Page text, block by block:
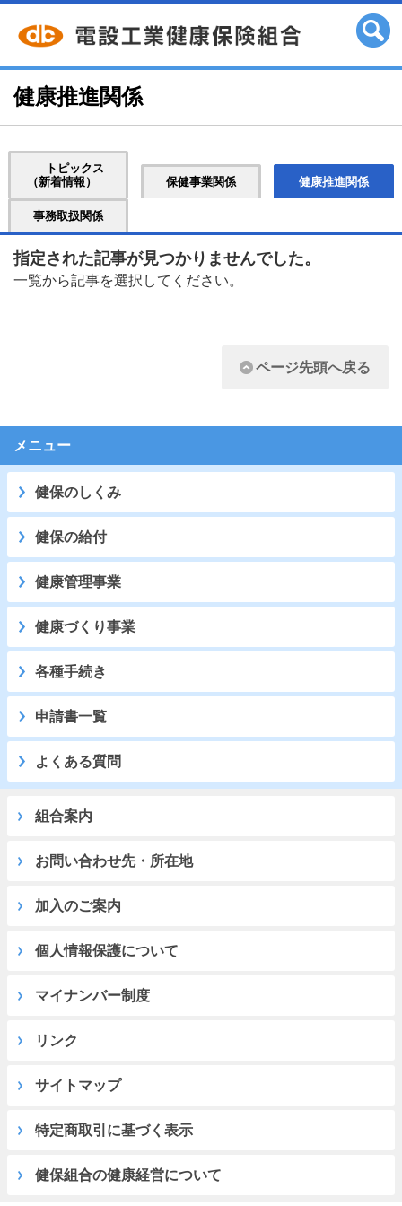
健康推進関係
トピックス
（新着情報）
保健事業関係 健康推進関係
事務取扱関係
指定された記事が見つかりませんでした。
一覧から記事を選択してください。
ページ先頭へ戻る
メニュー
健保のしくみ
健保の給付
健康管理事業
健康づくり事業
各種手続き
申請書一覧
よくある質問
組合案内
お問い合わせ先・所在地
加入のご案内
個人情報保護について
マイナンバー制度
リンク
サイトマップ
特定商取引に基づく表示
健保組合の健康経営について